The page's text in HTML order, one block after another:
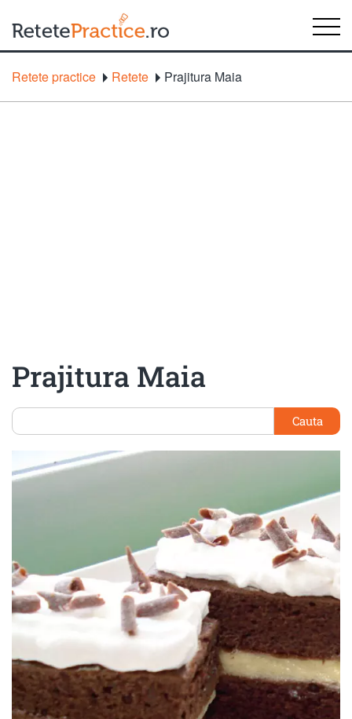
Retete practice Retete Prajitura Maia
Prajitura Maia
Cauta